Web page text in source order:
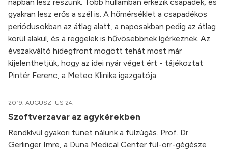
gyakran lesz erős a szél is. A hőmérséklet a csapadékos
periódusokban az átlag alatt, a naposakban pedig az átlag
körül alakul, és a reggelek is hűvösebbnek ígérkeznek. Az
évszakváltó hidegfront mögött tehát most már
kijelenthetjük, hogy az idei nyár véget ért - tájékoztat
Pintér Ferenc, a Meteo Klinika igazgatója.
2019. AUGUSZTUS 24.
Szoftverzavar az agykérekben
Rendkívül gyakori tünet nálunk a fülzúgás. Prof. Dr.
Gerlinger Imre, a Duna Medical Center fül-orr-gégésze